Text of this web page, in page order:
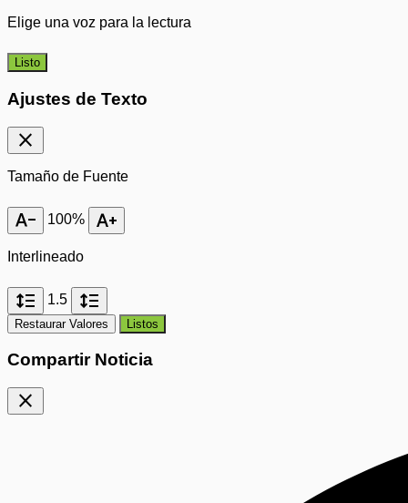
Elige una voz para la lectura
Listo
Ajustes de Texto
close
Tamaño de Fuente
text_decrease 100% text_increase
Interlineado
format_line_spacing 1.5 format_line_spacing
Restaurar Valores Listos
Compartir Noticia
close